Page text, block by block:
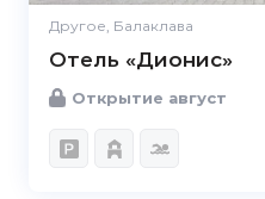
Другое, Балаклава
Отель «Дионис»
Открытие август